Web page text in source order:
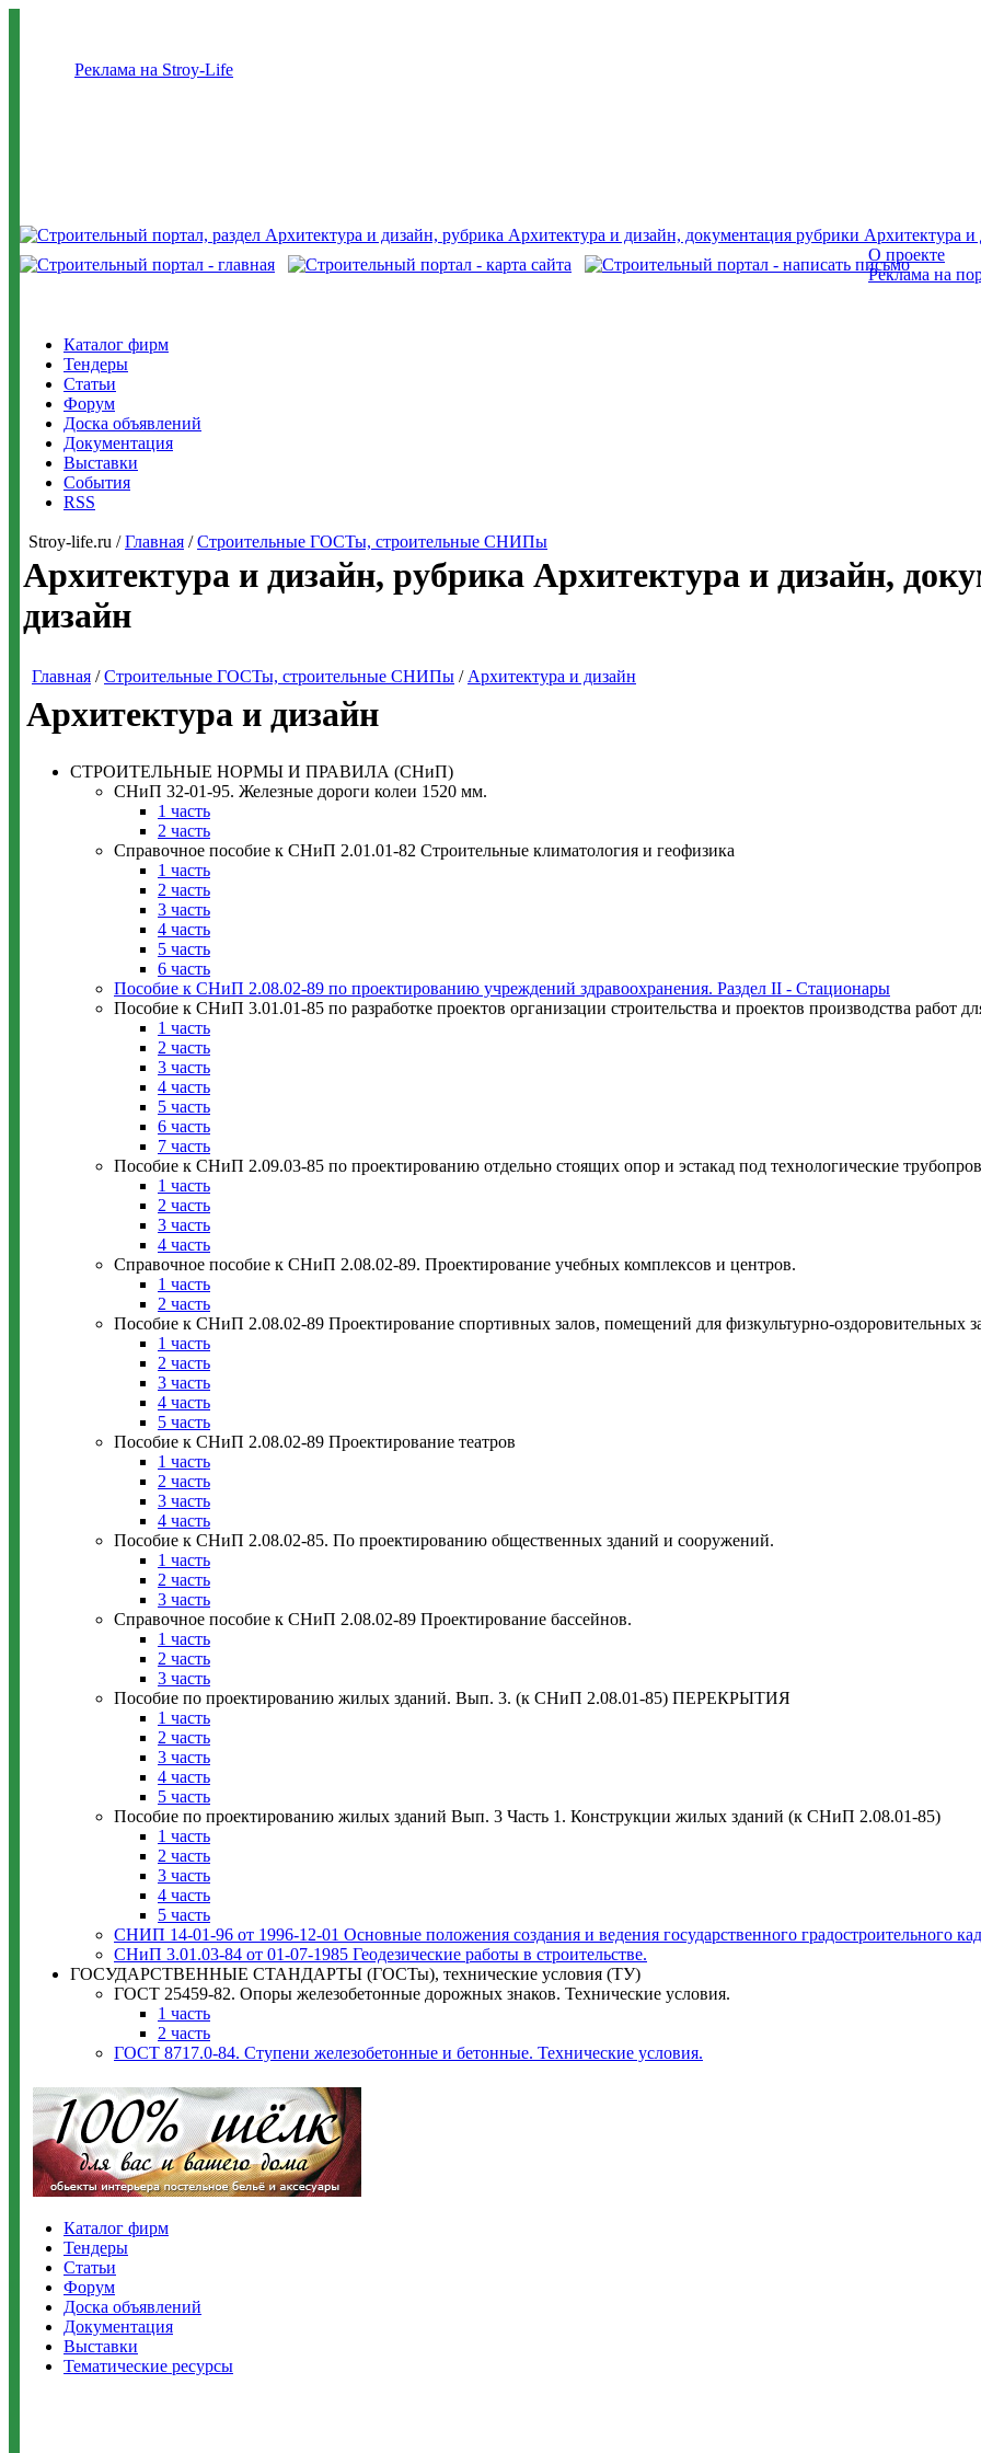
Реклама на Stroy-Life
О проекте
Реклама на
Каталог фирм
Тендеры
Статьи
Форум
Доска объявлений
Документация
Выставки
События
RSS
Stroy-life.ru /Главная /Строительные ГОСТы, строительные СНИПы
Архитектура и дизайн, рубрика Архитектура и дизайн,
дизайн
Главная /Строительные ГОСТы, строительные СНИПы / Архитектура и дизайн
Архитектура и дизайн
СТРОИТЕЛЬНЫЕ НОРМЫ И ПРАВИЛА (СНиП)
СНиП 32-01-95. Железные дороги колеи 1520 мм.
1 часть
2 часть
Справочное пособие к СНиП 2.01.01-82 Строительные климатология и геофизика
1 часть
2 часть
3 часть
4 часть
5 часть
6 часть
Пособие к СНиП 2.08.02-89 по проектированию учреждений здравоохранения. Раздел II - Стационары
Пособие к СНиП 3.01.01-85 по разработке проектов организации строительства и проектов производства работ
1 часть
2 часть
3 часть
4 часть
5 часть
6 часть
7 часть
Пособие к СНиП 2.09.03-85 по проектированию отдельно стоящих опор и эстакад под технологические
1 часть
2 часть
3 часть
4 часть
Справочное пособие к СНиП 2.08.02-89. Проектирование учебных комплексов и центров.
1 часть
2 часть
Пособие к СНиП 2.08.02-89 Проектирование спортивных залов, помещений для физкультурно-оздоровительных
1 часть
2 часть
3 часть
4 часть
5 часть
Пособие к СНиП 2.08.02-89 Проектирование театров
1 часть
2 часть
3 часть
4 часть
Пособие к СНиП 2.08.02-85. По проектированию общественных зданий и сооружений.
1 часть
2 часть
3 часть
Справочное пособие к СНиП 2.08.02-89 Проектирование бассейнов.
1 часть
2 часть
3 часть
Пособие по проектированию жилых зданий. Вып. 3. (к СНиП 2.08.01-85) ПЕРЕКРЫТИЯ
1 часть
2 часть
3 часть
4 часть
5 часть
Пособие по проектированию жилых зданий Вып. 3 Часть 1. Конструкции жилых зданий (к СНиП 2.08.01-85)
1 часть
2 часть
3 часть
4 часть
5 часть
СНИП 14-01-96 от 1996-12-01 Основные положения создания и ведения государственного градостроительного
СНиП 3.01.03-84 от 01-07-1985 Геодезические работы в строительстве.
ГОСУДАРСТВЕННЫЕ СТАНДАРТЫ (ГОСТы), технические условия (ТУ)
ГОСТ 25459-82. Опоры железобетонные дорожных знаков. Технические условия.
1 часть
2 часть
ГОСТ 8717.0-84. Ступени железобетонные и бетонные. Технические условия.
Каталог фирм
Тендеры
Статьи
Форум
Доска объявлений
Документация
Выставки
Тематические ресурсы